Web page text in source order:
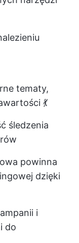
tematy,
💃
śledzenia
powinna
dzięki
i
do